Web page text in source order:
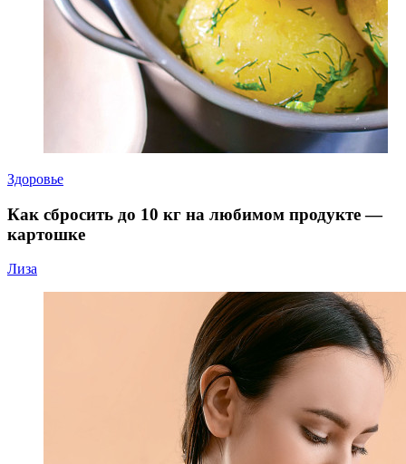
Здоровье
Как сбросить до 10 кг на любимом продукте —
картошке
Лиза